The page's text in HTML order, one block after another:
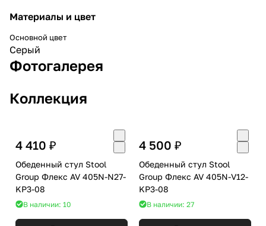
Материалы и цвет
Основной цвет
Серый
Фотогалерея
Коллекция
4 410 ₽
Обеденный стул Stool
Group Флекс AV 405N-N27-
KP3-08
В наличии: 10
4 500 ₽
Обеденный стул Stool
Group Флекс AV 405N-V12-
KP3-08
В наличии: 27